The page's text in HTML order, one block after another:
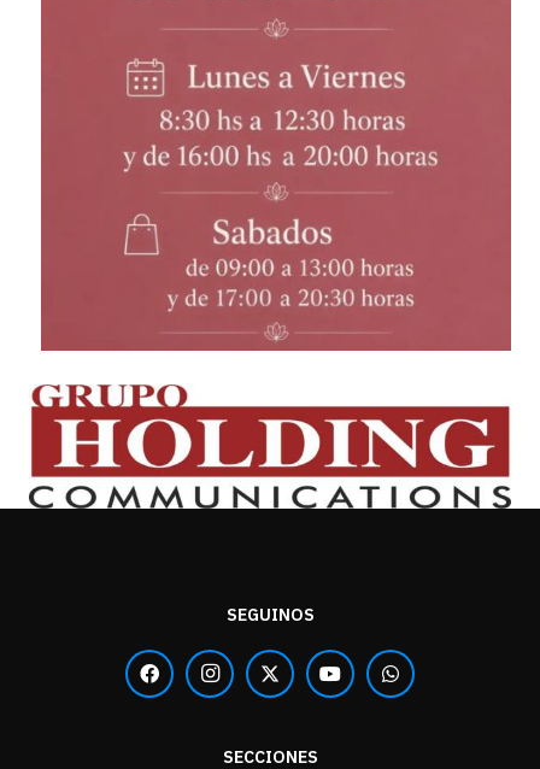
SEGUINOS
SECCIONES